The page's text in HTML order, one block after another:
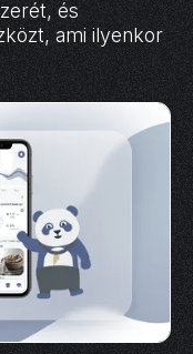
és
ami ilyenkor